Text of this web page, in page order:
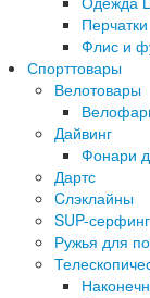
Перчатки
Флис и
Спорттовары
Велотовары
Дайвинг
Фонари
Дартс
Cлэклайны
SUP-серфинг
Ружья для